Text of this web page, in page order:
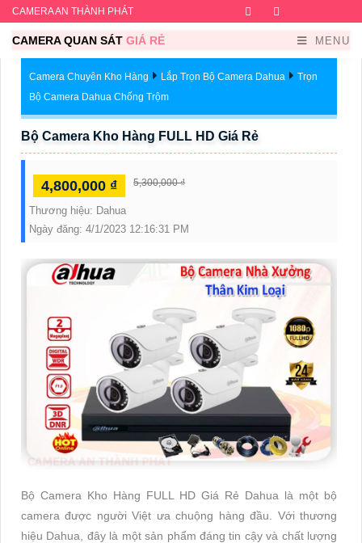
CAMERA AN THÀNH PHÁT Facebook
CAMERA QUAN SÁT GIÁ RẺ MENU
Camera Chuyên Kho Hàng Lắp Trọn Bộ Camera Dahua
Trọn
Bộ Camera Dahua Chống Trộm
Bộ Camera Kho Hàng FULL HD Giá Rẻ
4,800,000 ₫ 5,300,000 ₫
Thương hiệu: Dahua
Ngày đăng: 4/1/2023 12:16:31 PM
Bộ Camera Kho Hàng FULL HD Giá Rẻ Dahua là một bộ
camera được người Việt ưa chuộng hàng đầu. Với thương
hiệu Dahua, đây là một sản phẩm đáng tin cậy và chất lượng